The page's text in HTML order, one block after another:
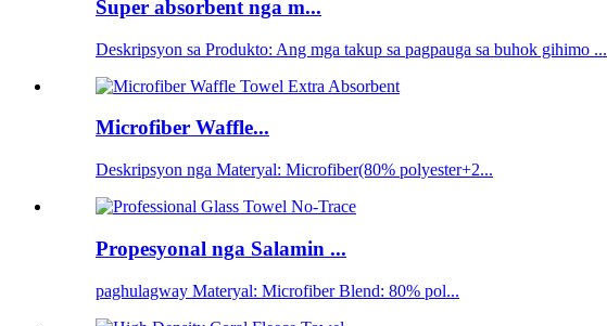
Super absorbent nga m...
Deskripsyon sa Produkto: Ang mga takup sa pagpauga sa buhok gihimo ...
Microfiber Waffle...
Deskripsyon nga Materyal: Microfiber(80% polyester+2...
Propesyonal nga Salamin ...
paghulagway Materyal: Microfiber Blend: 80% pol...